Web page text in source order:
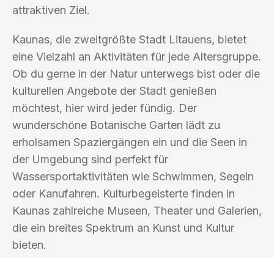
attraktiven Ziel.
Kaunas, die zweitgrößte Stadt Litauens, bietet
eine Vielzahl an Aktivitäten für jede Altersgruppe.
Ob du gerne in der Natur unterwegs bist oder die
kulturellen Angebote der Stadt genießen
möchtest, hier wird jeder fündig. Der
wunderschöne Botanische Garten lädt zu
erholsamen Spaziergängen ein und die Seen in
der Umgebung sind perfekt für
Wassersportaktivitäten wie Schwimmen, Segeln
oder Kanufahren. Kulturbegeisterte finden in
Kaunas zahlreiche Museen, Theater und Galerien,
die ein breites Spektrum an Kunst und Kultur
bieten.